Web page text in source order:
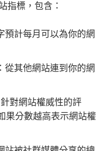
指標，包含：
預計每月可以為你的網
：從其他網站連到你的網
針對網站權威性的評
果分數越高表示網站權